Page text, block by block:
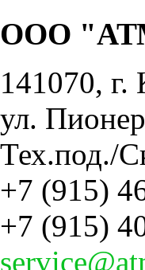
ООО
141070, г.
ул.
Тех.под./
+7 (915)
+7 (915)